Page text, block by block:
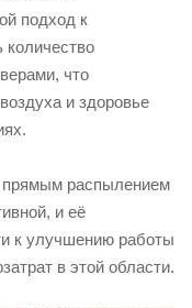
подход к
что
и здоровье
прямым распылением
и её
к улучшению работы
в этой области.